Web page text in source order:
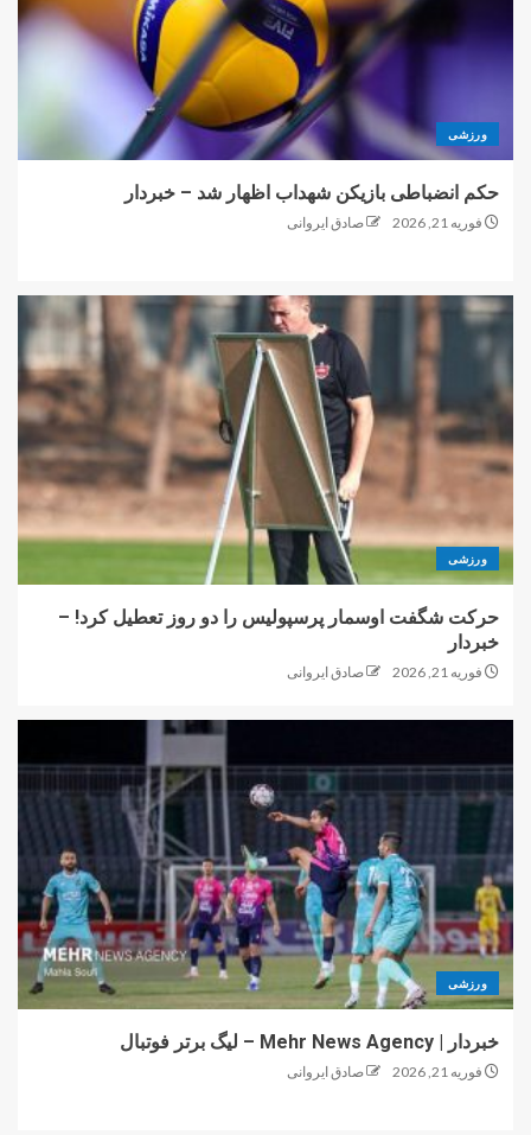
ورزشی
حکم انضباطی بازیکن شهداب اظهار شد – خبردار
فوریه 21, 2026 صادق ایروانی
ورزشی
حرکت شگفت اوسمار پرسپولیس را دو روز تعطیل کرد! –
خبردار
فوریه 21, 2026 صادق ایروانی
ورزشی
خبردار | Mehr News Agency – لیگ برتر فوتبال
فوریه 21, 2026 صادق ایروانی